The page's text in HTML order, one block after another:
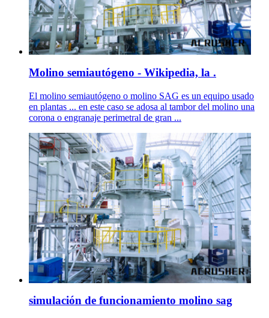
Molino semiautógeno - Wikipedia, la .
El molino semiautógeno o molino SAG es un equipo usado
en plantas ... en este caso se adosa al tambor del molino una
corona o engranaje perimetral de gran ...
simulación de funcionamiento molino sag